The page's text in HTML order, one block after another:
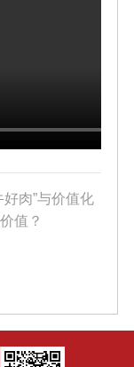
好肉”与价值化
值？